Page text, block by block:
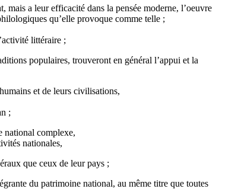
mais a leur efficacité dans la pensée moderne, l’oeuvre
qu’elle provoque comme telle ;
littéraire ;
populaires, trouveront en général l’appui et la
et de leurs civilisations,
;
national complexe,
nationales,
que ceux de leur pays ;
du patrimoine national, au même titre que toutes